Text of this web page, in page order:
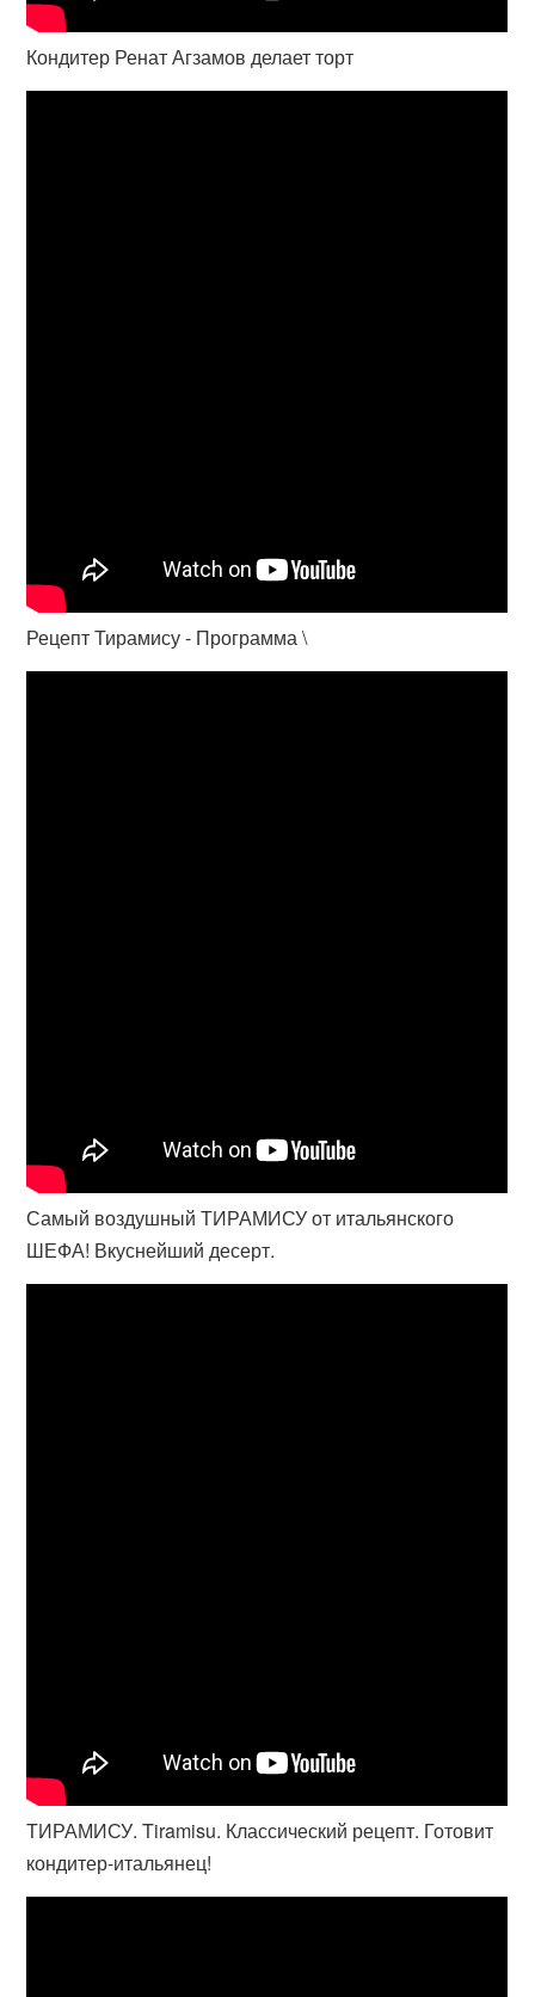
Кондитер Ренат Агзамов делает торт
Рецепт Тирамису - Программа \
Самый воздушный ТИРАМИСУ от итальянского
ШЕФА! Вкуснейший десерт.
ТИРАМИСУ. Tiramisu. Классический рецепт. Готовит
кондитер-итальянец!